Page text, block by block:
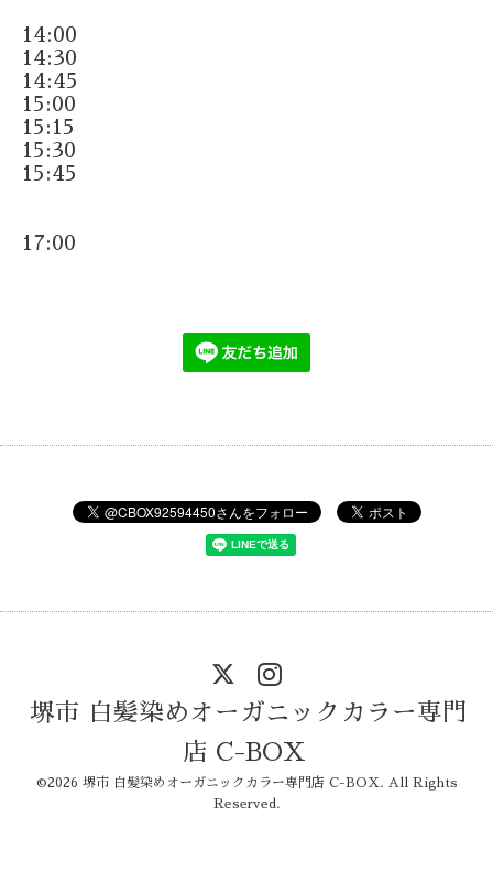
14:00
14:30
14:45
15:00
15:15
15:30
15:45
17:00
堺市 白髪染めオーガニックカラー専門
店 C-BOX
©2026 堺市 白髪染めオーガニックカラー専門店 C-BOX. All Rights
Reserved.